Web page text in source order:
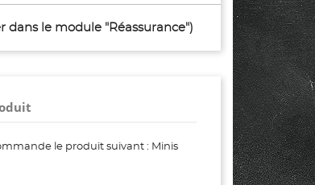
le module "Réassurance")
le produit suivant : Minis